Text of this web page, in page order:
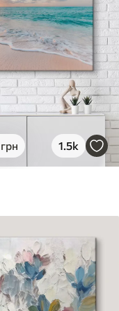
грн 1.5k